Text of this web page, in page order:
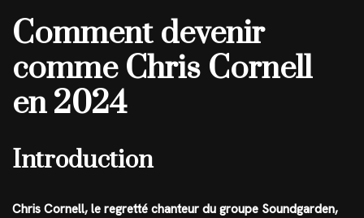
Comment devenir
comme Chris Cornell
en 2024
Introduction
Chris Cornell, le regretté chanteur du groupe Soundgarden,